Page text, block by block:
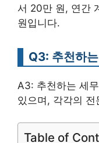
서 20만 원, 연간
원입니다.
Q3: 추천하
A3: 추천하는 세
있으며, 각각의
Table of